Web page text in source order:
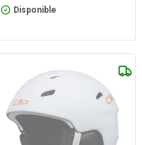
Disponible